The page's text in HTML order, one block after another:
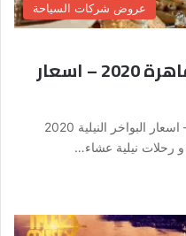
عروض شركات السياحة
عروض الرحلات النيلية بالقاهرة 2020 – اسعار
عروض الرحلات النيلية بالقاهرة 2020 – اسعار البواخر النيلية 2020
و رحلات نيلية عشاء…